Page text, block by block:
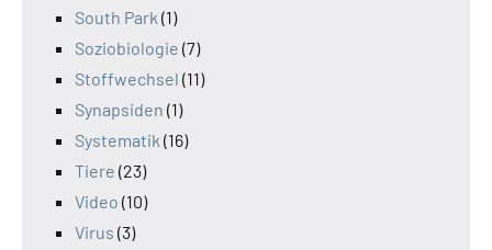
South Park (1)
Soziobiologie (7)
Stoffwechsel (11)
Synapsiden (1)
Systematik (16)
Tiere (23)
Video (10)
Virus (3)